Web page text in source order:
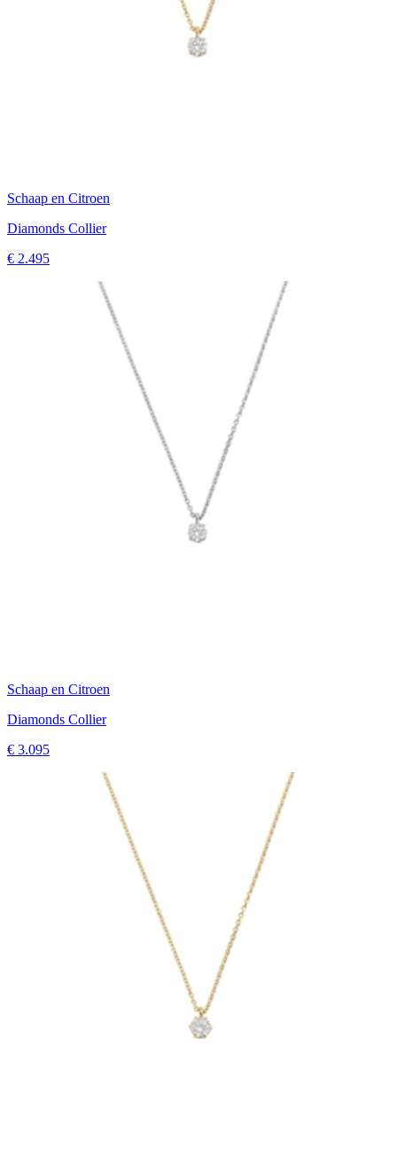
Schaap en Citroen
Diamonds Collier
€ 2.495
Schaap en Citroen
Diamonds Collier
€ 3.095